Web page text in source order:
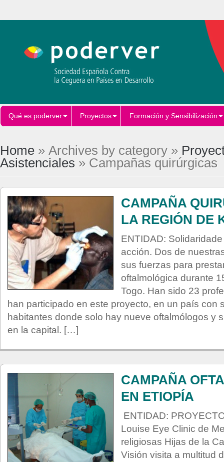
Qué es poderver Proyectos Formación y Sensibilización
Home » Archives by category »
Asistenciales » Campañas quirúrgicas
CAMPAÑA
LA REGIÓN DE
ENTIDAD:
acción. Dos de
sus fuerzas para
oftalmológica durante
Togo. Han sido 23
han participado en este proyecto, en un país con
habitantes donde solo hay nueve oftalmólogos y
en la capital. […]
CAMPAÑA
EN ETIOPÍA
ENTIDAD:
Louise Eye Clinic de
religiosas Hijas de la
Visión visita a multitud